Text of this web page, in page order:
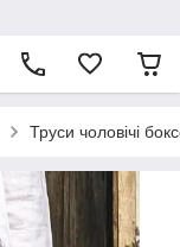
Труси чоловічі